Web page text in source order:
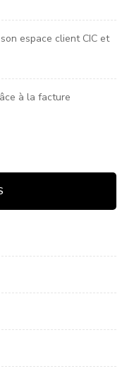
espace client CIC et
à la facture